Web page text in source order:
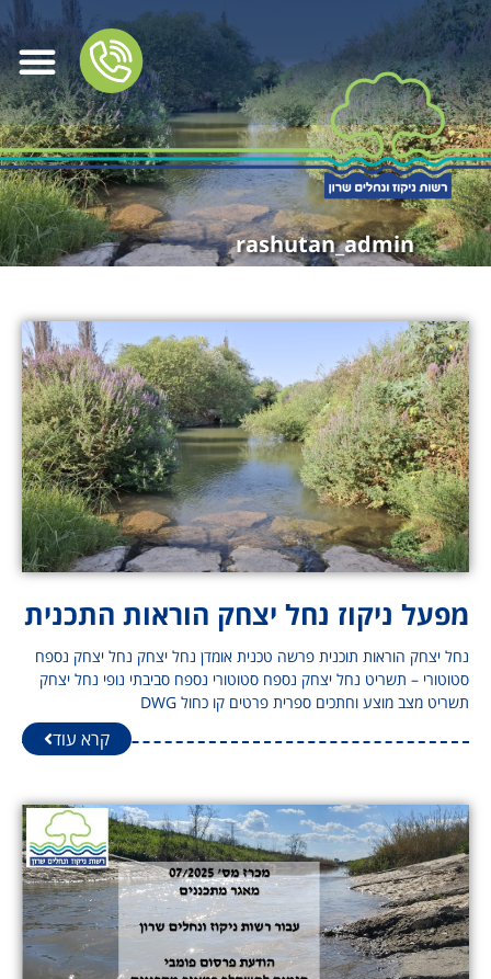
rashutan_admin
מפעל ניקוז נחל יצחק הוראות התכנית
נחל יצחק הוראות תוכנית פרשה טכנית אומדן נחל יצחק נחל יצחק נספח
סטוטורי – תשריט נחל יצחק נספח סטוטורי נספח סביבתי נופי נחל יצחק
תשריט מצב מוצע וחתכים ספרית פרטים קו כחול DWG
קרא עוד